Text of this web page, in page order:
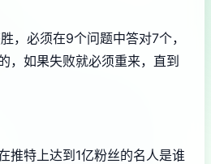
，必须在9个问题中答对7个，
，如果失败就必须重来，直到
推特上达到1亿粉丝的名人是谁